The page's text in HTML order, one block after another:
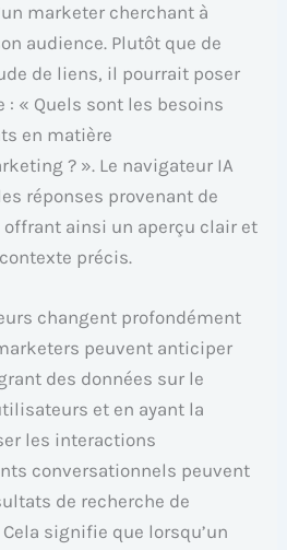
marketer cherchant à
audience. Plutôt que de
de liens, il pourrait poser
« Quels sont les besoins
en matière
? ». Le navigateur IA
réponses provenant de
ainsi un aperçu clair et
précis.
changent profondément
peuvent anticiper
des données sur le
et en ayant la
les interactions
conversationnels peuvent
de recherche de
signifie que lorsqu’un